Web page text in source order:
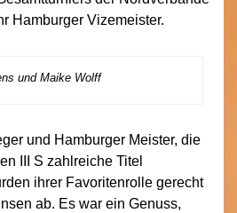
Hamburger Vizemeister.
und Maike Wolff
und Hamburger Meister, die
III S zahlreiche Titel
ihrer Favoritenrolle gerecht
ab. Es war ein Genuss,